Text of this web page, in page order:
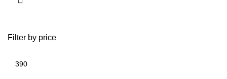
Filter by price